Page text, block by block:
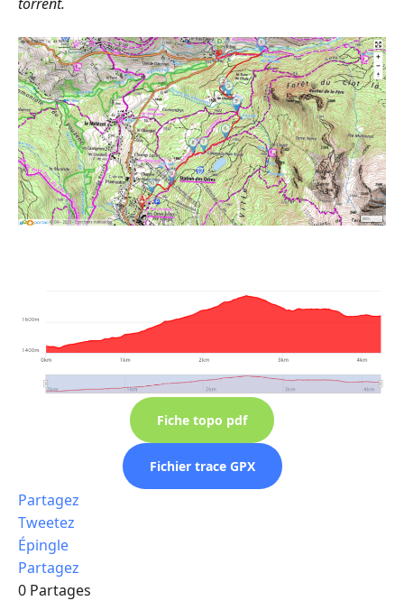
Fiche topo pdf
Fichier trace GPX
Partagez
Tweetez
Épingle
Partagez
0 Partages